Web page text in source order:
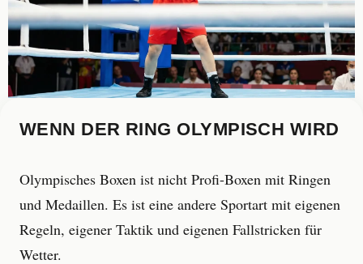
WENN DER RING OLYMPISCH WIRD
Olympisches Boxen ist nicht Profi-Boxen mit Ringen
und Medaillen. Es ist eine andere Sportart mit eigenen
Regeln, eigener Taktik und eigenen Fallstricken für
Wetter.